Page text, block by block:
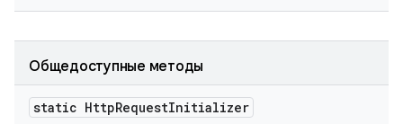
Общедоступные методы
static HttpRequestInitializer